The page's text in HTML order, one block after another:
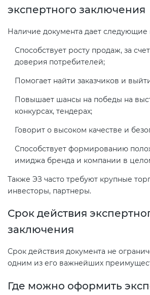
экспертного заключения
Наличие документа дает следующие
Способствует росту продаж, за
доверия потребителей;
Помогает найти заказчиков и
Повышает шансы на победы на
конкурсах, тендерах;
Говорит о высоком качестве и
Способствует формированию
имиджа бренда и компании в
Также ЭЗ часто требуют крупные
инвесторы, партнеры.
Срок действия
заключения
Срок действия документа не
одним из его важнейших
Где можно оформить